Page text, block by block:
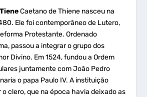
Caetano de Thiene nasceu na
Ele foi contemporâneo de Lutero,
Protestante. Ordenado
passou a integrar o grupo dos
Divino. Em 1524, fundou a Ordem
juntamente com João Pedro
o papa Paulo IV. A instituição
clero, que na época havia deixado as